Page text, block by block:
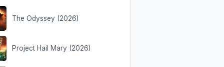
The Odyssey (2026)
Project Hail Mary (2026)